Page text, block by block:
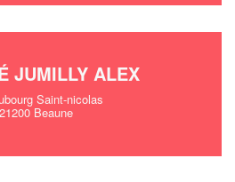
JUMILLY ALEX
Saint-nicolas
21200 Beaune